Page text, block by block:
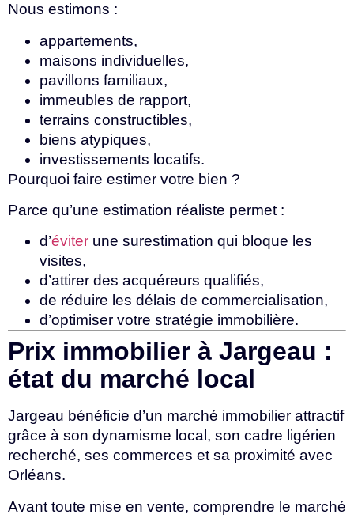
Nous estimons :
appartements,
maisons individuelles,
pavillons familiaux,
immeubles de rapport,
terrains constructibles,
biens atypiques,
investissements locatifs.
Pourquoi faire estimer votre bien ?
Parce qu’une estimation réaliste permet :
d’éviter une surestimation qui bloque les
visites,
d’attirer des acquéreurs qualifiés,
de réduire les délais de commercialisation,
d’optimiser votre stratégie immobilière.
Prix immobilier à Jargeau :
état du marché local
Jargeau bénéficie d’un marché immobilier attractif
grâce à son dynamisme local, son cadre ligérien
recherché, ses commerces et sa proximité avec
Orléans.
Avant toute mise en vente, comprendre le marché